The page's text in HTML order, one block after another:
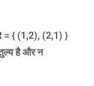
= { (1,2), (2,1) }
है और न